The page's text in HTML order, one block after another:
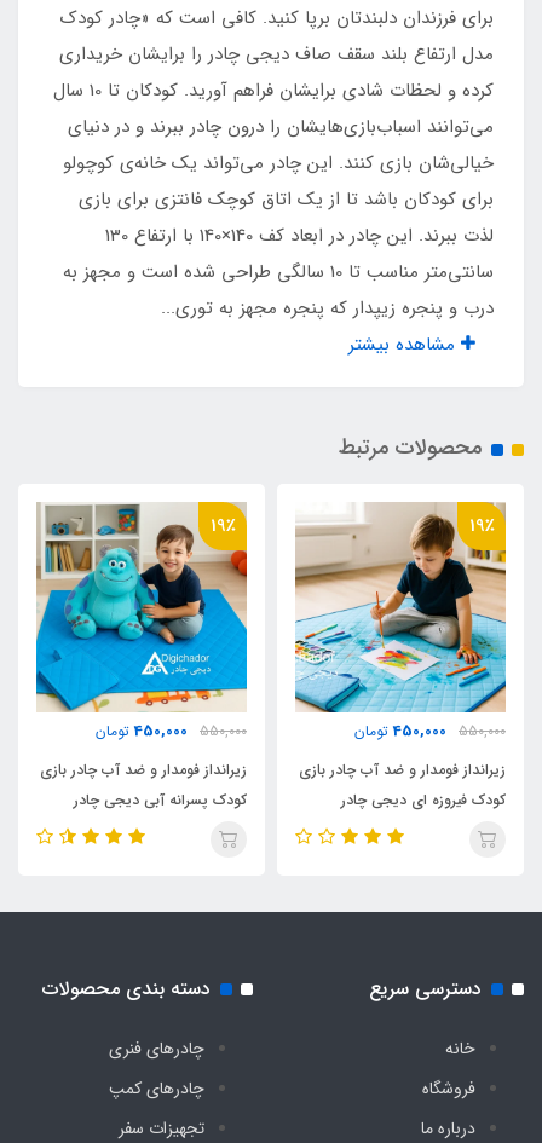
آستر ضد حساسیت اسپاند
زیپ درب ورودی
شماره 5
پنجره زیپدار
دارد
کیف حمل مخصوص
وزن
1800 گرم
نوع اسکلت
فلزی فنری روکشدار آسان تاشو
مناسب تا سن
10 سال
پنجره مجهز به توری پشه‌ بند
برای فرزندان دلبندتان برپا کنید. کافی است که «چادر کودک
مدل ارتفاع بلند سقف صاف دیجی چادر را برایشان خریداری
کرده و لحظات شادی برایشان فراهم آورید. کودکان تا 10 سال
می‌توانند اسباب‌بازی‌هایشان را درون چادر ببرند و در دنیای
خیالی‌شان بازی کنند. این چادر می‌تواند یک‌ خانه‌ی کوچولو
برای کودکان باشد تا از یک اتاق کوچک فانتزی برای بازی
لذت ببرند. این چادر در ابعاد کف 140×140 با ارتفاع 130
سانتی‌متر مناسب تا 10 سالگی طراحی‌ شده است و مجهز به
درب و پنجره زیپدار که پنجره مجهز به توری...
مشاهده بیشتر
محصولات مرتبط
19٪
550,000
450,000 تومان
زیرانداز فومدار و ضد آب چادر بازی
کودک فیروزه ای دیجی چادر
19٪
550,000
450,000 تومان
زیرانداز فومدار و ضد آب چادر بازی
کودک پسرانه آبی دیجی چادر
دسترسی سریع
خانه
فروشگاه
درباره ما
دسته بندی محصولات
چادرهای فنری
چادرهای کمپ
تجهیزات سفر